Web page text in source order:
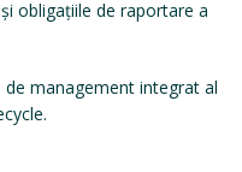
obligațiile de raportare a
management integrat al